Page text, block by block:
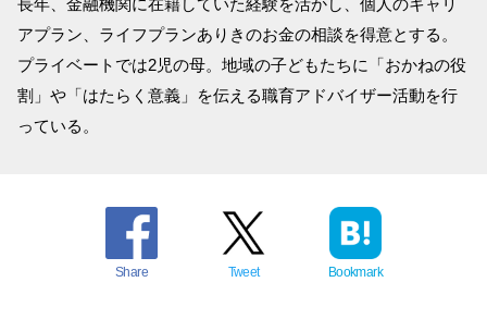
長年、金融機関に在籍していた経験を活かし、個人のキャリ
アプラン、ライフプランありきのお金の相談を得意とする。
プライベートでは2児の母。地域の子どもたちに「おかねの役
割」や「はたらく意義」を伝える職育アドバイザー活動を行
っている。
Share Tweet Bookmark